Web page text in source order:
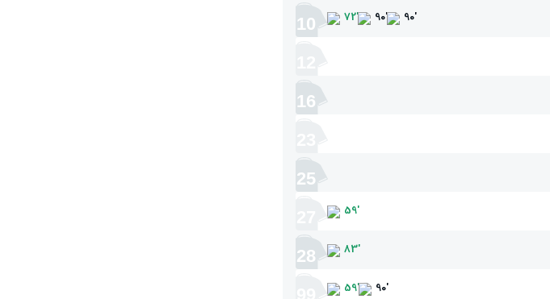
72' 90' 90'
10
16
25
59'
83'
28
59' 90'